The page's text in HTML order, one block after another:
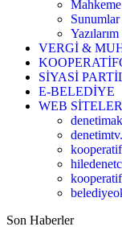
Sunumlar
Yazılarım
VERGİ &
SİYASİ
E-BELEDİYE
WEB
Son Haberler